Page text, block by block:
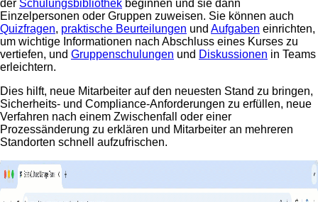
der Schulungsbibliothek beginnen und sie dann
Einzelpersonen oder Gruppen zuweisen. Sie können auch
Quizfragen, praktische Beurteilungen und Aufgaben einrichten,
um wichtige Informationen nach Abschluss eines Kurses zu
vertiefen, und Gruppenschulungen und Diskussionen in Teams
erleichtern.
Dies hilft, neue Mitarbeiter auf den neuesten Stand zu bringen,
Sicherheits- und Compliance-Anforderungen zu erfüllen, neue
Verfahren nach einem Zwischenfall oder einer
Prozessänderung zu erklären und Mitarbeiter an mehreren
Standorten schnell aufzufrischen.